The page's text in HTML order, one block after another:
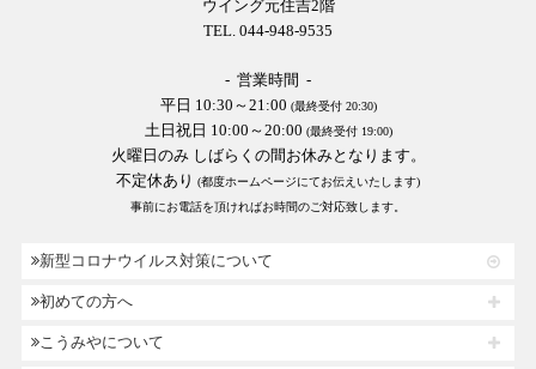
ウイング元住吉2階
TEL. 044-948-9535
- 営業時間 -
平日 10:30～21:00 (最終受付 20:30)
土日祝日 10:00～20:00 (最終受付 19:00)
火曜日のみ しばらくの間お休みとなります。
不定休あり (都度ホームページにてお伝えいたします)
事前にお電話を頂ければお時間のご対応致します。
新型コロナウイルス対策について
初めての方へ
こうみやについて